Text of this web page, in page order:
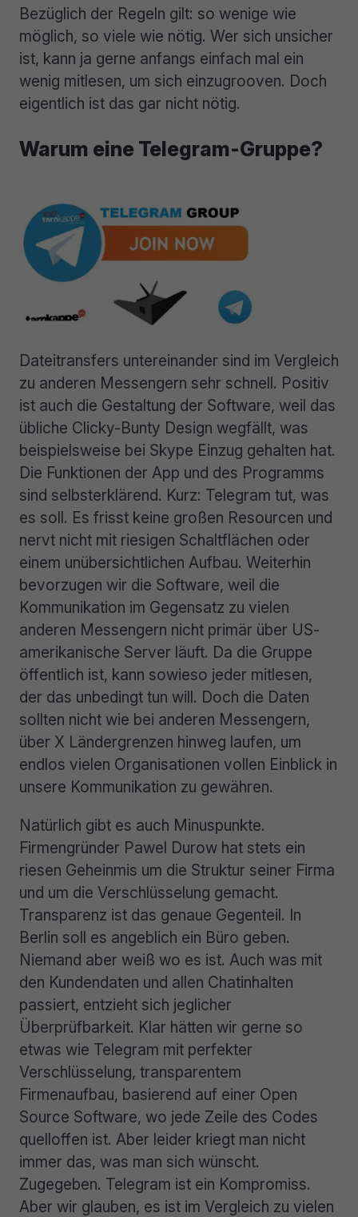
Bezüglich der Regeln gilt: so wenige wie
möglich, so viele wie nötig. Wer sich unsicher
ist, kann ja gerne anfangs einfach mal ein
wenig mitlesen, um sich einzugrooven. Doch
eigentlich ist das gar nicht nötig.
Warum eine Telegram-Gruppe?
Dateitransfers untereinander sind im Vergleich
zu anderen Messengern sehr schnell. Positiv
ist auch die Gestaltung der Software, weil das
übliche Clicky-Bunty Design wegfällt, was
beispielsweise bei Skype Einzug gehalten hat.
Die Funktionen der App und des Programms
sind selbsterklärend. Kurz: Telegram tut, was
es soll. Es frisst keine großen Resourcen und
nervt nicht mit riesigen Schaltflächen oder
einem unübersichtlichen Aufbau. Weiterhin
bevorzugen wir die Software, weil die
Kommunikation im Gegensatz zu vielen
anderen Messengern nicht primär über US-
amerikanische Server läuft. Da die Gruppe
öffentlich ist, kann sowieso jeder mitlesen,
der das unbedingt tun will. Doch die Daten
sollten nicht wie bei anderen Messengern,
über X Ländergrenzen hinweg laufen, um
endlos vielen Organisationen vollen Einblick in
unsere Kommunikation zu gewähren.
Natürlich gibt es auch Minuspunkte.
Firmengründer Pawel Durow hat stets ein
riesen Geheinmis um die Struktur seiner Firma
und um die Verschlüsselung gemacht.
Transparenz ist das genaue Gegenteil. In
Berlin soll es angeblich ein Büro geben.
Niemand aber weiß wo es ist. Auch was mit
den Kundendaten und allen Chatinhalten
passiert, entzieht sich jeglicher
Überprüfbarkeit. Klar hätten wir gerne so
etwas wie Telegram mit perfekter
Verschlüsselung, transparentem
Firmenaufbau, basierend auf einer Open
Source Software, wo jede Zeile des Codes
quelloffen ist. Aber leider kriegt man nicht
immer das, was man sich wünscht.
Zugegeben. Telegram ist ein Kompromiss.
Aber wir glauben, es ist im Vergleich zu vielen